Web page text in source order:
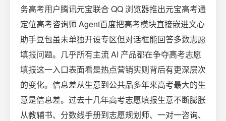
务高考用户腾讯元宝联合 QQ 浏览器推出元宝高考通
定位高考咨询师 Agent百度把高考模块直接嵌进文心
助手豆包虽未单独开设专区但对话框能回答多数志愿
填报问题。几乎所有主流 AI 产品都在争夺高考志愿
填报这一入口表面看是热点营销实则背后有更深层次
的变化。信息差从生意到公共品多年来高考最大的生
意是信息差。过去十几年高考志愿填报生意不断膨胀
从教辅书、分数线手册到志愿规划师、一对一咨询、